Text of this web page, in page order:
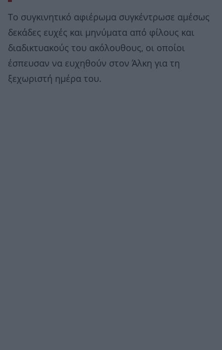
Το συγκινητικό αφιέρωμα συγκέντρωσε αμέσως
δεκάδες ευχές και μηνύματα από φίλους και
διαδικτυακούς του ακόλουθους, οι οποίοι
έσπευσαν να ευχηθούν στον Άλκη για τη
ξεχωριστή ημέρα του.